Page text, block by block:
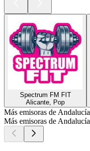
Spectrum FM FIT
Alicante, Pop
Más emisoras de Andalucía
Más emisoras de Andalucía